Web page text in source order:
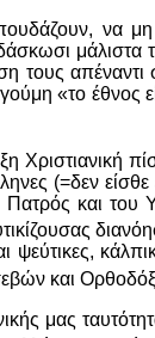
να
τους
«το έθνος
(=δεν είσθε
και
ψεύτικες,
και
μας